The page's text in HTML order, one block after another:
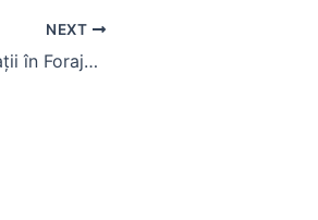
NEXT
Kit Foraj Put: Componente și Aplicații în Foraje Puturi